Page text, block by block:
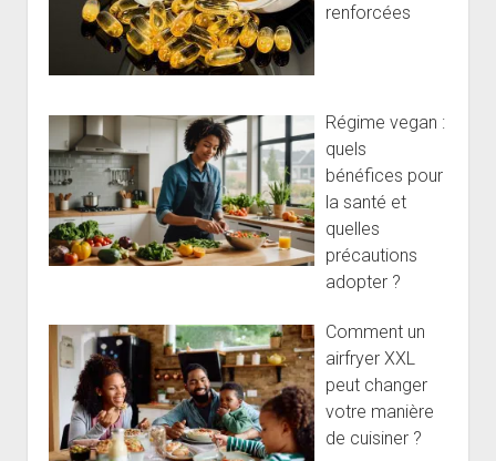
renforcées
Régime vegan :
quels
bénéfices pour
la santé et
quelles
précautions
adopter ?
Comment un
airfryer XXL
peut changer
votre manière
de cuisiner ?